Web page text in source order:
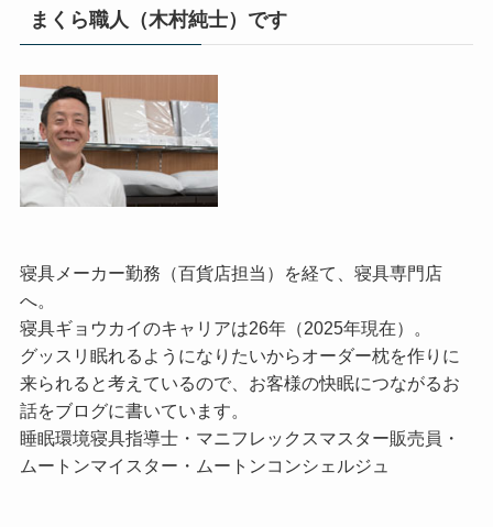
まくら職人（木村純士）です
寝具メーカー勤務（百貨店担当）を経て、寝具専門店
へ。
寝具ギョウカイのキャリアは26年（2025年現在）。
グッスリ眠れるようになりたいからオーダー枕を作りに
来られると考えているので、お客様の快眠につながるお
話をブログに書いています。
睡眠環境寝具指導士・マニフレックスマスター販売員・
ムートンマイスター・ムートンコンシェルジュ